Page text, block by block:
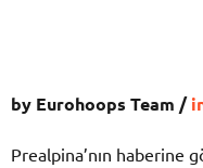
by Eurohoops Team /
Prealpina’nın haberine